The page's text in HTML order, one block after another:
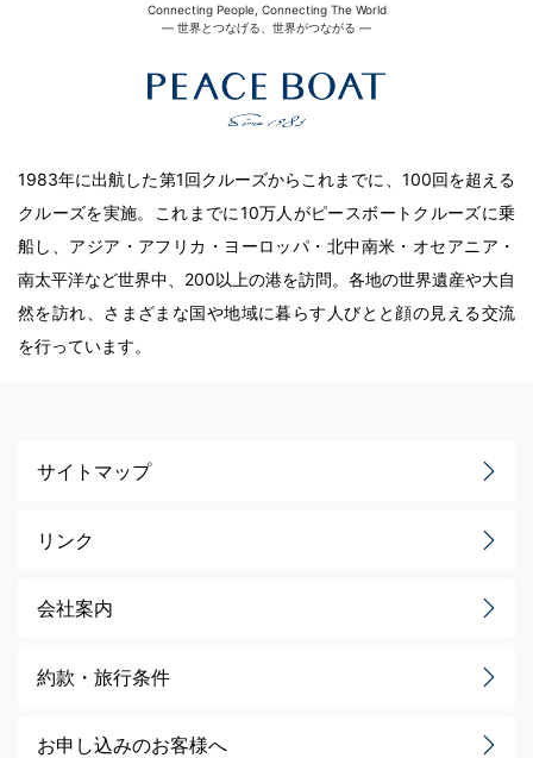
Connecting People, Connecting The World
― 世界とつなげる、世界がつながる ―
1983年に出航した第1回クルーズからこれまでに、100回を超える
クルーズを実施。これまでに10万人がピースボートクルーズに乗
船し、アジア・アフリカ・ヨーロッパ・北中南米・オセアニア・
南太平洋など世界中、200以上の港を訪問。各地の世界遺産や大自
然を訪れ、さまざまな国や地域に暮らす人びとと顔の見える交流
を行っています。
サイトマップ
リンク
会社案内
約款・旅行条件
お申し込みのお客様へ